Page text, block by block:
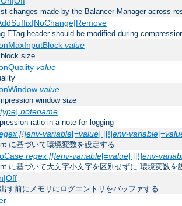
changes made by the Balancer Manager across
ETag header should be modified during
value
size
value
value
window size
type] notename
ratio in a note for logging
[!]env-variable[=value] [[!]env-variable[=
に基づいて環境変数を設定する
regex [!]env-variable[=value] [[!]env-
に基づいて大文字小文字を区別せずに 環境変数を
す前にメモリにログエントリをバッファする